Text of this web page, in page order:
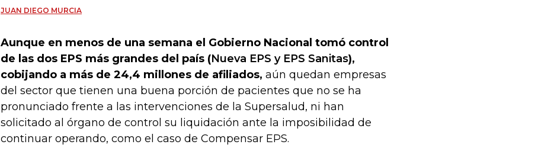
JUAN DIEGO MURCIA
Aunque en menos de una semana el Gobierno Nacional tomó control
de las dos EPS más grandes del país (Nueva EPS y EPS Sanitas),
cobijando a más de 24,4 millones de afiliados, aún quedan empresas
del sector que tienen una buena porción de pacientes que no se ha
pronunciado frente a las intervenciones de la Supersalud, ni han
solicitado al órgano de control su liquidación ante la imposibilidad de
continuar operando, como el caso de Compensar EPS.